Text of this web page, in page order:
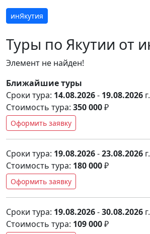
инЯкутия
Туры по Якутии от
Элемент не найден!
Ближайшие туры
Сроки тура: 14.08.2026- 19.08.2026 г.
Стоимость тура: 350 000₽
Оформить заявку
Сроки тура: 19.08.2026-23.08.2026 г.
Стоимость тура: 180 000₽
Оформить заявку
Сроки тура: 19.08.2026-30.08.2026 г.
Стоимость тура: 109 000₽